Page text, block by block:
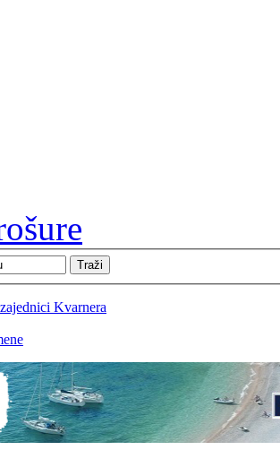
Kvarnera